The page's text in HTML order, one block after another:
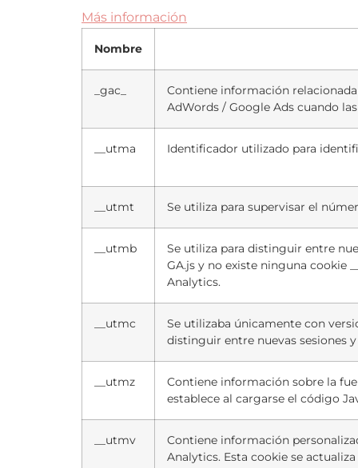
Más información
Nombre
_gac_
Contiene información
AdWords / Google Ads cuando
__utma Identificador utilizado para
__utmt Se utiliza para supervisar el
__utmb
Se utiliza para distinguir entre
GA.js y no existe ninguna cookie
Analytics.
__utmc
Se utilizaba únicamente con
distinguir entre nuevas sesiones
__utmz
Contiene información sobre la
establece al cargarse el código
__utmv
Contiene información
Analytics. Esta cookie se